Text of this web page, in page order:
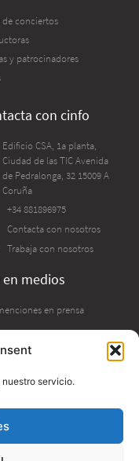
servicio.
de conciertos
y patrocinadores
con cinfo
Edificio CSA, 1a planta,
Ciudad de las TIC Avenida
de Pedralonga, 32 15009 A
Coruña
+34 881896975
Contacta con nosotros
Trabaja con nosotros
medios
en prensa
Union’s Horizon 2020
agreement No 954040